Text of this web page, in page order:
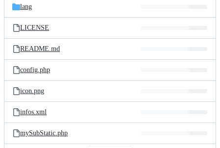
lang
LICENSE
README.md
config.php
icon.png
infos.xml
mySubStatic.php